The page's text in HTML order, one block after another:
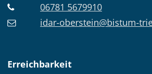
06781 5679910
idar-oberstein@bistum-
Erreichbarkeit